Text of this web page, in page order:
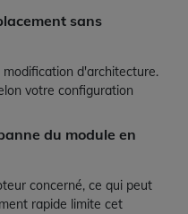
sans
d'architecture.
votre configuration
du module en
concerné, ce qui peut
rapide limite cet